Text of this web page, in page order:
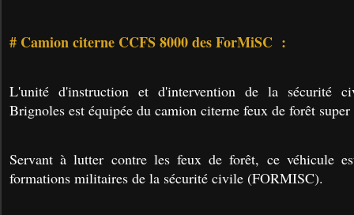
# Camion citerne CCFS 8000 des ForMiSC :
L'unité d'instruction et d'intervention de la sécurité
Brignoles est équipée du camion citerne feux de forêt
Servant à lutter contre les feux de forêt, ce véhicule
formations militaires de la sécurité civile (FORMISC).